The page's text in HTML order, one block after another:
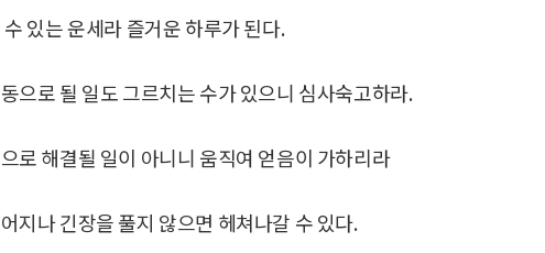
있는 운세라 즐거운 하루가 된다.
으로 될 일도 그르치는 수가 있으니 심사숙고하라.
로 해결될 일이 아니니 움직여 얻음이 가하리라
지나 긴장을 풀지 않으면 헤쳐나갈 수 있다.